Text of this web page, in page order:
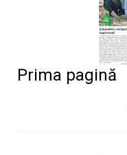
Prima pagină